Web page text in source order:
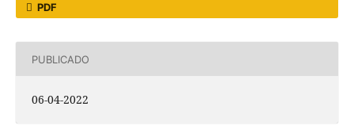
PDF
PUBLICADO
06-04-2022